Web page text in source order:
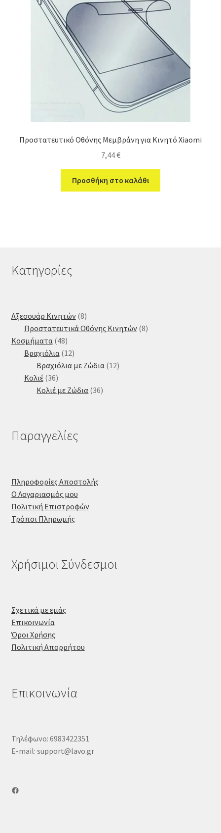
Προστατευτικό Οθόνης Μεμβράνη για Κινητό Xiaomi
7,44€
Προσθήκη στο καλάθι
Κατηγορίες
Αξεσουάρ Κινητών 88
προϊόντα
Προστατευτικά Οθόνης Κινητών 88
Κοσμήματα 4848
προϊόντα
Βραχιόλια 1212
προϊόντα
Βραχιόλια με Ζώδια 1212
Κολιέ 3636
προϊόντα
Κολιέ με Ζώδια 3636
Παραγγελίες
Πληροφορίες Αποστολής
Ο Λογαριασμός μου
Πολιτική Επιστροφών
Τρόποι Πληρωμής
Χρήσιμοι Σύνδεσμοι
Σχετικά με εμάς
Επικοινωνία
Όροι Χρήσης
Πολιτική Απορρήτου
Επικοινωνία
Τηλέφωνο: 6983422351
E-mail: support@lavo.gr
Facebook